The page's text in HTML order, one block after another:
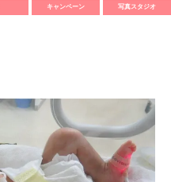
キャンペーン 写真スタジオ